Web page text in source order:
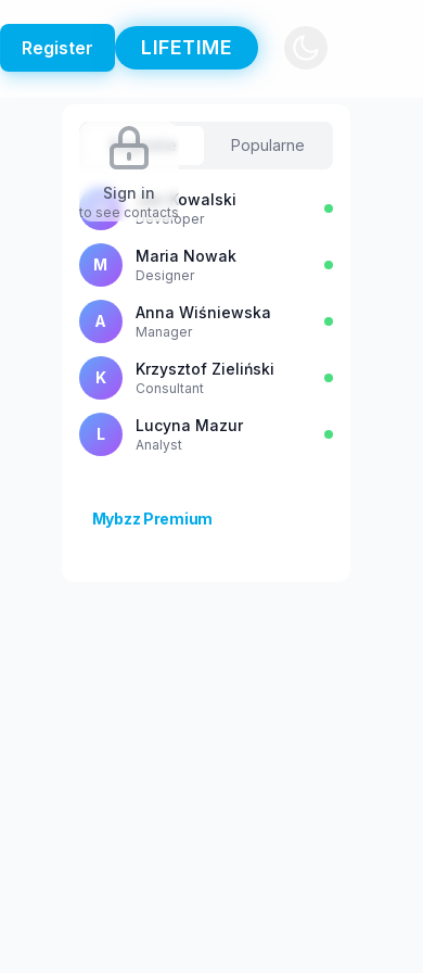
Register LIFETIME
Sign in
to see contacts
Sugestie Popularne
J Jan Kowalski
Developer
M Maria Nowak
Designer
A Anna Wiśniewska
Manager
K Krzysztof Zieliński
Consultant
L Lucyna Mazur
Analyst
Mybzz Premium